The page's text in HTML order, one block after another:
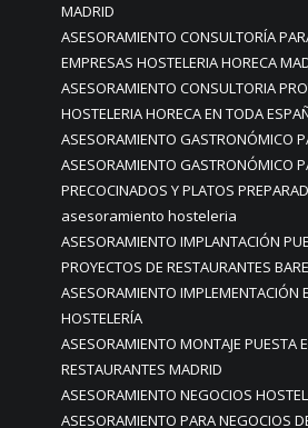
MADRID
ASESORAMIENTO CONSULTORÍA
EMPRESAS HOSTELERIA HORECA
ASESORAMIENTO CONSULTORIA
HOSTELERIA HORECA EN TODA
ASESORAMIENTO GASTRONÓMICO
ASESORAMIENTO GASTRONÓMICO
PRECOCINADOS Y PLATOS
asesoramiento hosteleria
ASESORAMIENTO IMPLANTACIÓN
PROYECTOS DE RESTAURANTES
ASESORAMIENTO IMPLEMENTACIÓN
HOSTELERÍA
ASESORAMIENTO MONTAJE PUESTA
RESTAURANTES MADRID
ASESORAMIENTO NEGOCIOS
ASESORAMIENTO PARA NEGOCIOS